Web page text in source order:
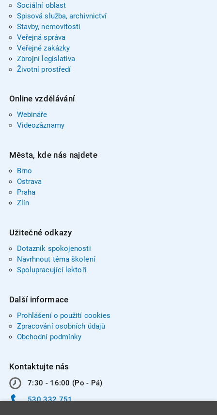
Sociální oblast
Spisová služba, archivnictví
Stavby, nemovitosti
Veřejná správa
Veřejné zakázky
Zbrojní legislativa
Životní prostředí
Online vzdělávání
Webináře
Videozáznamy
Města, kde nás najdete
Brno
Ostrava
Praha
Zlín
Užitečné odkazy
Dotazník spokojenosti
Navrhnout téma školení
Spolupracující lektoři
Další informace
Prohlášení o použití cookies
Zpracování osobních údajů
Obchodní podmínky
Kontaktujte nás
7:30 - 16:00 (Po - Pá)
530 332 751